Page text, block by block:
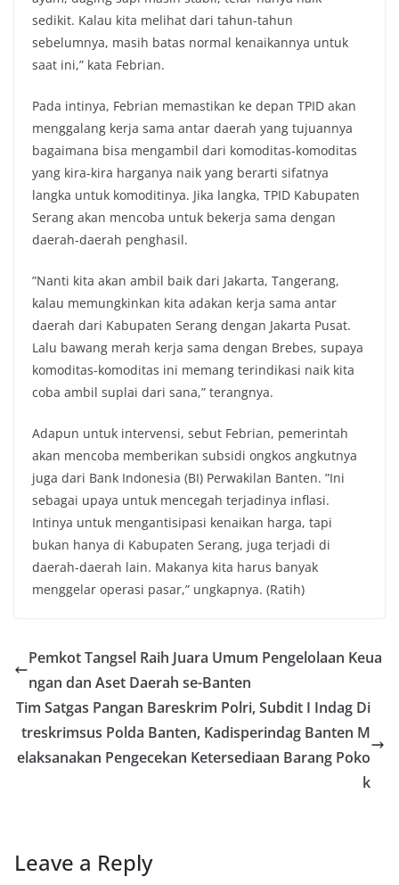
sedikit. Kalau kita melihat dari tahun-tahun
sebelumnya, masih batas normal kenaikannya untuk
saat ini,” kata Febrian.
Pada intinya, Febrian memastikan ke depan TPID akan
menggalang kerja sama antar daerah yang tujuannya
bagaimana bisa mengambil dari komoditas-komoditas
yang kira-kira harganya naik yang berarti sifatnya
langka untuk komoditinya. Jika langka, TPID Kabupaten
Serang akan mencoba untuk bekerja sama dengan
daerah-daerah penghasil.
”Nanti kita akan ambil baik dari Jakarta, Tangerang,
kalau memungkinkan kita adakan kerja sama antar
daerah dari Kabupaten Serang dengan Jakarta Pusat.
Lalu bawang merah kerja sama dengan Brebes, supaya
komoditas-komoditas ini memang terindikasi naik kita
coba ambil suplai dari sana,” terangnya.
Adapun untuk intervensi, sebut Febrian, pemerintah
akan mencoba memberikan subsidi ongkos angkutnya
juga dari Bank Indonesia (BI) Perwakilan Banten. ”Ini
sebagai upaya untuk mencegah terjadinya inflasi.
Intinya untuk mengantisipasi kenaikan harga, tapi
bukan hanya di Kabupaten Serang, juga terjadi di
daerah-daerah lain. Makanya kita harus banyak
menggelar operasi pasar,” ungkapnya. (Ratih)
Pemkot Tangsel Raih Juara Umum Pengelolaan Keua
ngan dan Aset Daerah se-Banten
Tim Satgas Pangan Bareskrim Polri, Subdit I Indag Di
treskrimsus Polda Banten, Kadisperindag Banten M
elaksanakan Pengecekan Ketersediaan Barang Poko
k
Leave a Reply